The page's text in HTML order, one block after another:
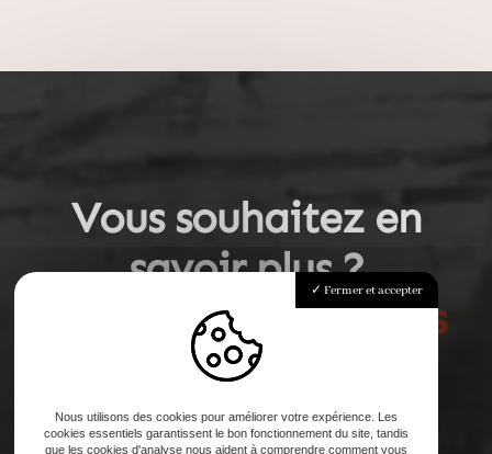
Vous souhaitez en
savoir plus ?
Contactez-nous dès
maintenant !
Fermer et accepter
Nous utilisons des cookies pour améliorer votre expérience. Les
cookies essentiels garantissent le bon fonctionnement du site, tandis
que les cookies d'analyse nous aident à comprendre comment vous